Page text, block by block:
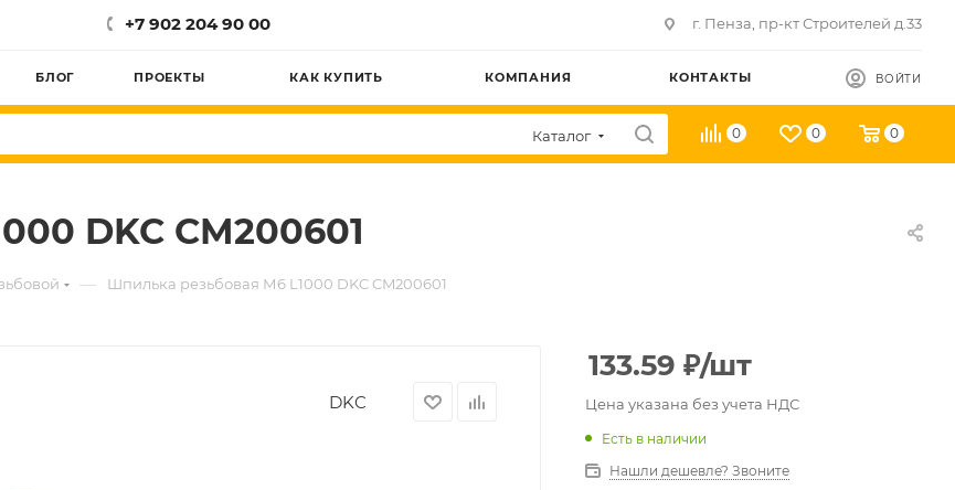
+7 902 204 90 00 г. Пенза, пр-кт Строителей д.33
БЛОГ ПРОЕКТЫ КАК КУПИТЬ КОМПАНИЯ КОНТАКТЫ ВОЙТИ
Каталог 0 0 0
DKC CM200601
— Шпилька резьбовая М6 L1000 DKC CM200601
DKC
133.59 ₽/шт
Цена указана без учета НДС
Есть в наличии
Нашли дешевле? Звоните